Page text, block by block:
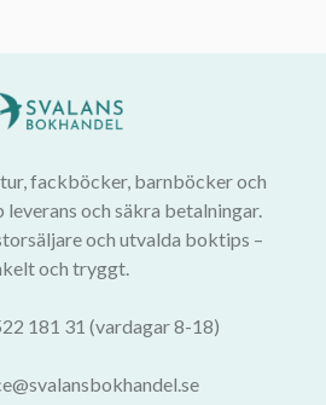
fackböcker, barnböcker och
och säkra betalningar.
och utvalda boktips –
och tryggt.
181 31 (vardagar 8-18)